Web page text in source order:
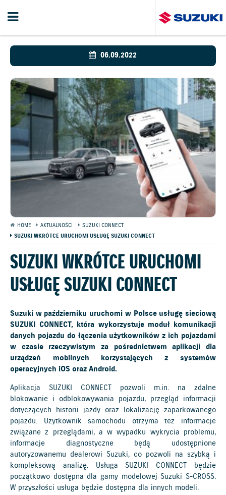
06.09.2022
HOME AKTUALNOŚCI
SUZUKI CONNECT
SUZUKI WKRÓTCE URUCHOMI USŁUGĘ SUZUKI CONNECT
SUZUKI WKRÓTCE URUCHOMI
USŁUGĘ SUZUKI CONNECT
Suzuki w październiku uruchomi w Polsce usługę sieciową
SUZUKI CONNECT, która wykorzystuje moduł komunikacji
danych pojazdu do łączenia użytkowników z ich pojazdami
w czasie rzeczywistym za pośrednictwem aplikacji dla
urządzeń mobilnych korzystających z systemów
operacyjnych iOS oraz Android.
Aplikacja SUZUKI CONNECT pozwoli m.in. na zdalne
blokowanie i odblokowywania pojazdu, przegląd informacji
dotyczących historii jazdy oraz lokalizację zaparkowanego
pojazdu. Użytkownik samochodu otrzyma też informacje
związane z przeglądami, a w wypadku wykrycia problemu,
informacje diagnostyczne będą udostępnione
autoryzowanemu dealerowi Suzuki, co pozwoli na szybką i
kompleksową analizę. Usługa SUZUKI CONNECT będzie
początkowo dostępna dla gamy modelowej Suzuki S-CROSS.
W przyszłości usługa będzie dostępna dla innych modeli.